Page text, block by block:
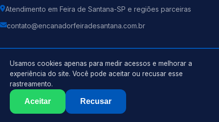
Atendimento em Feira de Santana-SP e regiões parceiras
contato@encanadorfeiradesantana.com.br
2026 Encanador . Todos os direitos reservados.
Política de Privacidade
Termos de Uso
Usamos cookies apenas para medir acessos e melhorar a
experiência do site. Você pode aceitar ou recusar esse
rastreamento.
Aceitar Recusar